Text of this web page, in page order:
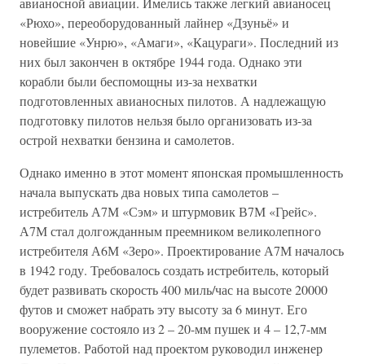
«Рюхо», переоборудованный лайнер «Дзуньё» и
новейшие «Унрю», «Амаги», «Кацураги». Последний из
них был закончен в октябре 1944 года. Однако эти
корабли были беспомощны из-за нехватки
подготовленных авианосных пилотов. А надлежащую
подготовку пилотов нельзя было организовать из-за
острой нехватки бензина и самолетов.
Однако именно в этот момент японская промышленность
начала выпускать два новых типа самолетов –
истребитель А7М «Сэм» и штурмовик В7М «Грейс».
А7М стал долгожданным преемником великолепного
истребителя А6М «Зеро». Проектирование А7М началось
в 1942 году. Требовалось создать истребитель, который
будет развивать скорость 400 миль/час на высоте 20000
футов и сможет набрать эту высоту за 6 минут. Его
вооружение состояло из 2 – 20-мм пушек и 4 – 12,7-мм
пулеметов. Работой над проектом руководил инженер